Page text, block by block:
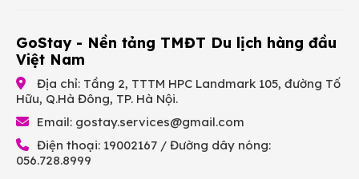
GoStay - Nền tảng TMĐT Du lịch hàng đầu
Việt Nam
Địa chỉ: Tầng 2, TTTM HPC Landmark 105, đường Tố
Hữu, Q.Hà Đông, TP. Hà Nội.
Email: gostay.services@gmail.com
Điện thoại: 19002167 / Đường dây nóng:
056.728.8999